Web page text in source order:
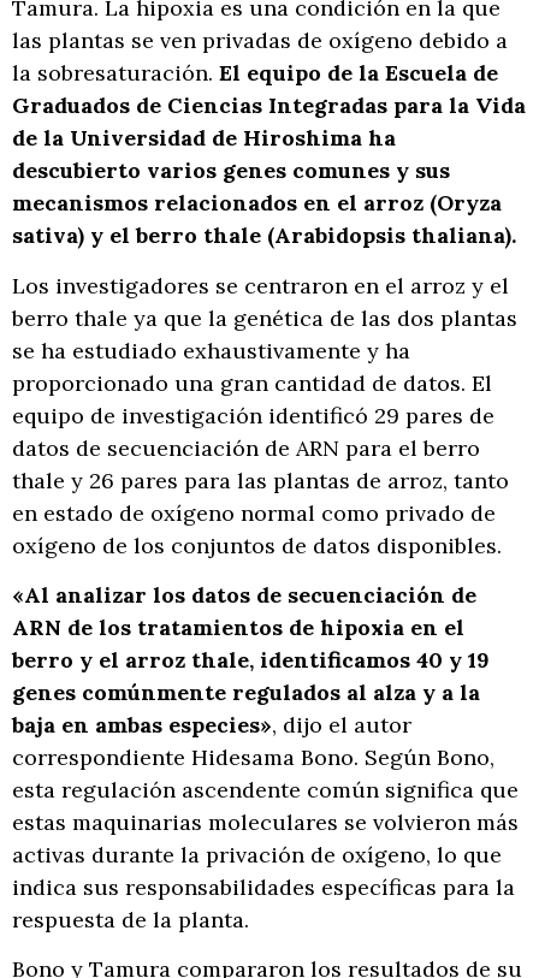
Tamura. La hipoxia es una condición en la que
las plantas se ven privadas de oxígeno debido a
la sobresaturación. El equipo de la Escuela de
Graduados de Ciencias Integradas para la Vida
de la Universidad de Hiroshima ha
descubierto varios genes comunes y sus
mecanismos relacionados en el arroz (Oryza
sativa) y el berro thale (Arabidopsis thaliana).
Los investigadores se centraron en el arroz y el
berro thale ya que la genética de las dos plantas
se ha estudiado exhaustivamente y ha
proporcionado una gran cantidad de datos. El
equipo de investigación identificó 29 pares de
datos de secuenciación de ARN para el berro
thale y 26 pares para las plantas de arroz, tanto
en estado de oxígeno normal como privado de
oxígeno de los conjuntos de datos disponibles.
«Al analizar los datos de secuenciación de
ARN de los tratamientos de hipoxia en el
berro y el arroz thale, identificamos 40 y 19
genes comúnmente regulados al alza y a la
baja en ambas especies», dijo el autor
correspondiente Hidesama Bono. Según Bono,
esta regulación ascendente común significa que
estas maquinarias moleculares se volvieron más
activas durante la privación de oxígeno, lo que
indica sus responsabilidades específicas para la
respuesta de la planta.
Bono y Tamura compararon los resultados de su